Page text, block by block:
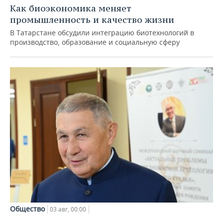
Как биоэкономика меняет
промышленность и качество жизни
В Татарстане обсудили интеграцию биотехнологий в
производство, образование и социальную сферу
Общество 03 авг, 00:00